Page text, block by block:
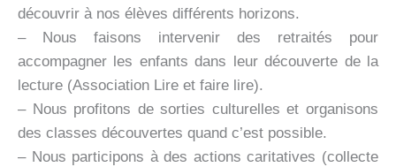
découvrir à nos élèves différents horizons.
– Nous faisons intervenir des retraités pour
accompagner les enfants dans leur découverte de la
lecture (Association Lire et faire lire).
– Nous profitons de sorties culturelles et organisons
des classes découvertes quand c’est possible.
– Nous participons à des actions caritatives (collecte